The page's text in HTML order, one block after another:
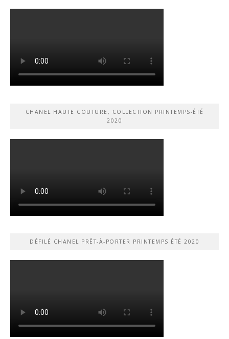
CHANEL HAUTE COUTURE, COLLECTION PRINTEMPS-ÉTÉ
2020
DÉFILÉ CHANEL PRÊT-À-PORTER PRINTEMPS ÉTÉ 2020